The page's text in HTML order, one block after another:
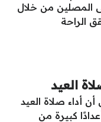
المصلين من خلال
الراحة
العيد
أداء صلاة العيد
كبيرة من